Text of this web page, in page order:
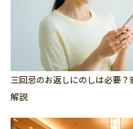
三回忌のお返しにのしは必要
解説